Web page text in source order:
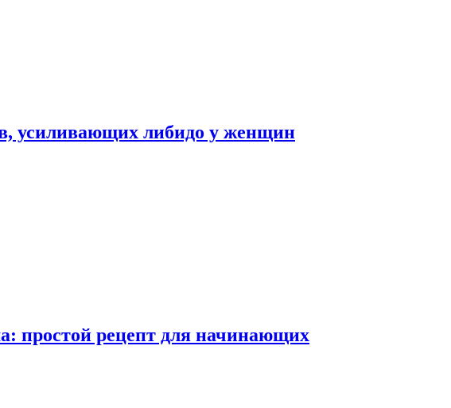
усиливающих либидо у женщин
простой рецепт для начинающих